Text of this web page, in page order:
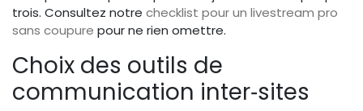
trois. Consultez notre checklist pour un livestream pro
sans coupure pour ne rien omettre.
Choix des outils de
communication inter‑sites